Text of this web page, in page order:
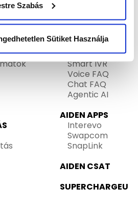
Szabás
Sütiket Használja
Piackutatás
eCommerce
AIDEN AGENT
Smart IVR
Voice FAQ
Chat FAQ
Agentic AI
AIDEN APPS
Interevo
Swapcom
SnapLink
AIDEN CSAT
SUPERCHARGEU